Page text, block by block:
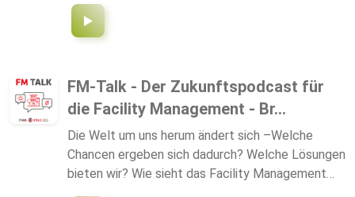
FM-Talk - Der Zukunftspodcast für
die Facility Management - Br...
Die Welt um uns herum ändert sich –Welche
Chancen ergeben sich dadurch? Welche Lösungen
bieten wir? Wie sieht das Facility Management
der Zukunft aus? Bernd Stampfl,